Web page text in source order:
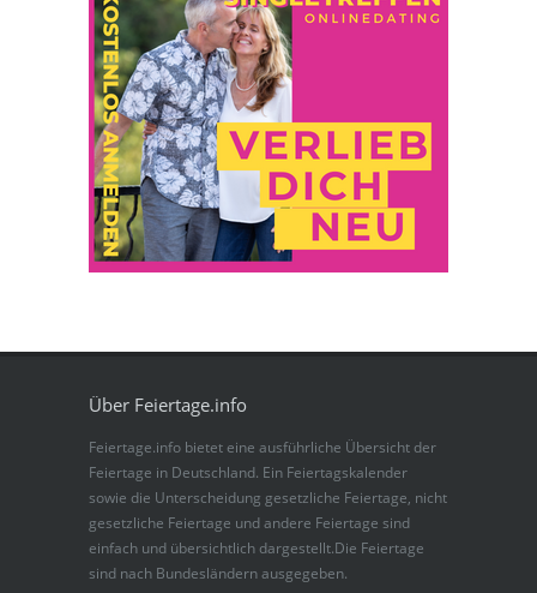
Über Feiertage.info
Feiertage.info bietet eine ausführliche Übersicht der
Feiertage in Deutschland. Ein Feiertagskalender
sowie die Unterscheidung gesetzliche Feiertage, nicht
gesetzliche Feiertage und andere Feiertage sind
einfach und übersichtlich dargestellt.Die Feiertage
sind nach Bundesländern ausgegeben.